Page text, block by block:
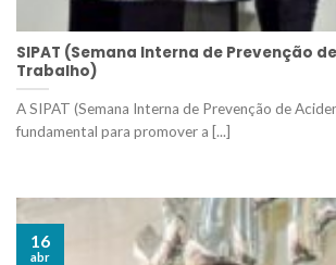
SIPAT (Semana Interna de Prevenção
Trabalho)
A SIPAT (Semana Interna de Prevenção de
fundamental para promover a [...]
16
abr